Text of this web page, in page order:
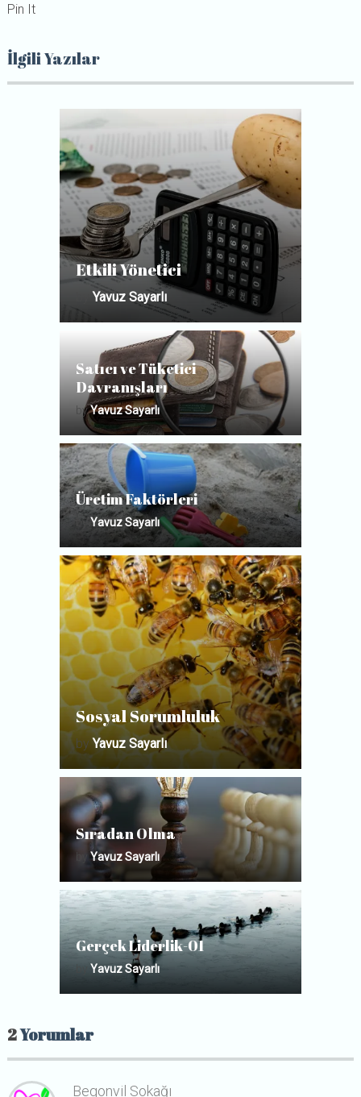
Pin It
İlgili Yazılar
Etkili Yönetici
Yavuz Sayarlı
Satıcı ve Tüketici
Davranışları
byYavuz Sayarlı
Üretim Faktörleri
byYavuz Sayarlı
Sosyal Sorumluluk
by Yavuz Sayarlı
Sıradan Olma
by Yavuz Sayarlı
Gerçek Liderlik-01
Yavuz Sayarlı
2Yorumlar
Begonvil Sokağı